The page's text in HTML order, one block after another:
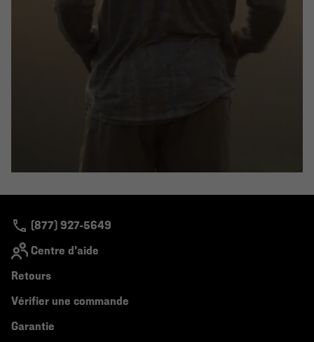
(877) 927-5649
Centre d'aide
Retours
Vérifier une commande
Garantie